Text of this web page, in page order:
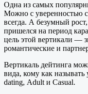
Одна из самых
Можно с уверенностью
всегда. А безумный
пришелся на период
цель этой вертикали —
романтические и
Вертикаль дейтинга
вида, кому как называть
dating, Adult и Casual.